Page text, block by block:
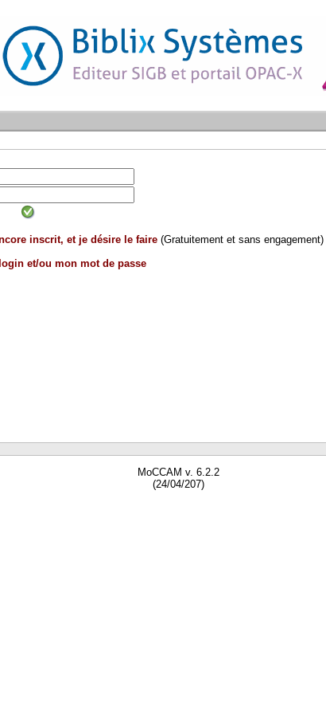
inscrit, et je désire le faire (Gratuitement et sans engagement)
et/ou mon mot de passe
MoCCAM v. 6.2.2
(24/04/207)